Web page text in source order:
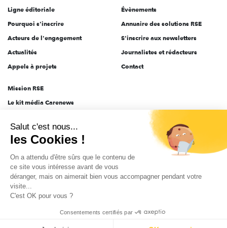
Ligne éditoriale
Pourquoi s'inscrire
Acteurs de l'engagement
Actualités
Appels à projets
Évènements
Annuaire des solutions RSE
S'inscrire aux newsletters
Journalistes et rédacteurs
Contact
Mission RSE
Le kit média Carenews
AEF info
Novethic
PRODURABLE
Inclusiv Day
Données personnelles Mentions légales 2025-2026 Tout droits réservés
Salut c'est nous...
les Cookies !
On a attendu d'être sûrs que le contenu de
ce site vous intéresse avant de vous
déranger, mais on aimerait bien vous accompagner pendant votre
visite...
C'est OK pour vous ?
Consentements certifiés par